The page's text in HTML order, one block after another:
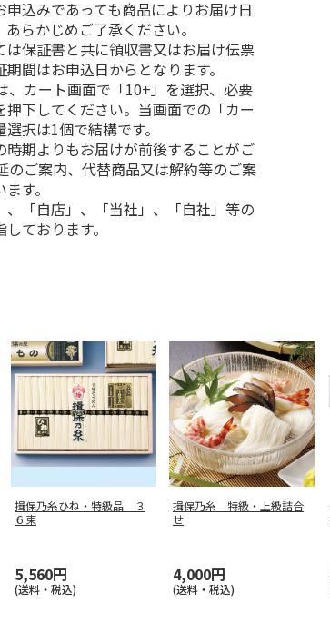
込みであっても商品によりお届け日
らかじめご了承ください。
保証書と共に領収書又はお届け伝票
間はお申込日からとなります。
カート画面で「10+」を選択、必要
下してください。当画面での「カー
択は1個で結構です。
期よりもお届けが前後することがご
のご案内、代替商品又は解約等のご案
す。
「自店」、「当社」、「自社」等の
ております。
揖保乃糸ひね・特級品 ３
６束
5,560円
(送料・税込)
揖保乃糸 特級・上級詰合
せ
4,000円
(送料・税込)